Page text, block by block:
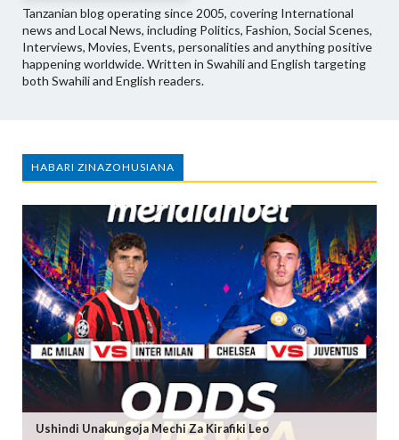
Tanzanian blog operating since 2005, covering International
news and Local News, including Politics, Fashion, Social Scenes,
Interviews, Movies, Events, personalities and anything positive
happening worldwide. Written in Swahili and English targeting
both Swahili and English readers.
HABARI ZINAZOHUSIANA
Ushindi Unakungoja Mechi Za Kirafiki Leo